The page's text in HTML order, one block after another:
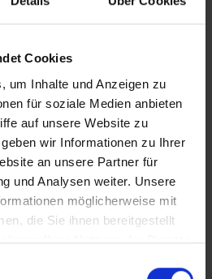
Cookies
um Inhalte und Anzeigen zu
für soziale Medien anbieten
auf unsere Website zu
wir Informationen zu Ihrer
an unsere Partner für
und Analysen weiter. Unsere
möglicherweise mit
die Sie ihnen bereitgestellt
Ihrer Nutzung der Dienste
handling
gewicht en zeer lage
meervoudig
bij BMX-Olympisch
is gemaakt van TPU-materiaal